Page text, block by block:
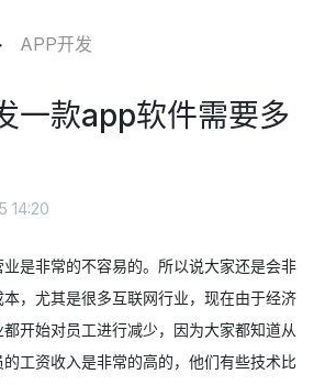
APP开发
一款app软件需要多
14:20
是非常的不容易的。所以说大家还是会非
，尤其是很多互联网行业，现在由于经济
开始对员工进行减少，因为大家都知道从
工资收入是非常的高的，他们有些技术比